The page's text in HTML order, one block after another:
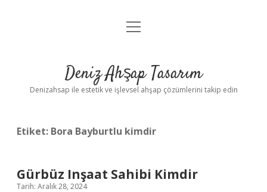
Anasayfa
Yasal Uyarı
menüyü
Deniz Ahşap Tasarım
Denizahsap ile estetik ve işlevsel ahşap çözümlerini takip edin
Etiket: Bora Bayburtlu kimdir
Gürbüz Inşaat Sahibi Kimdir
Tarih: Aralık 28, 2024